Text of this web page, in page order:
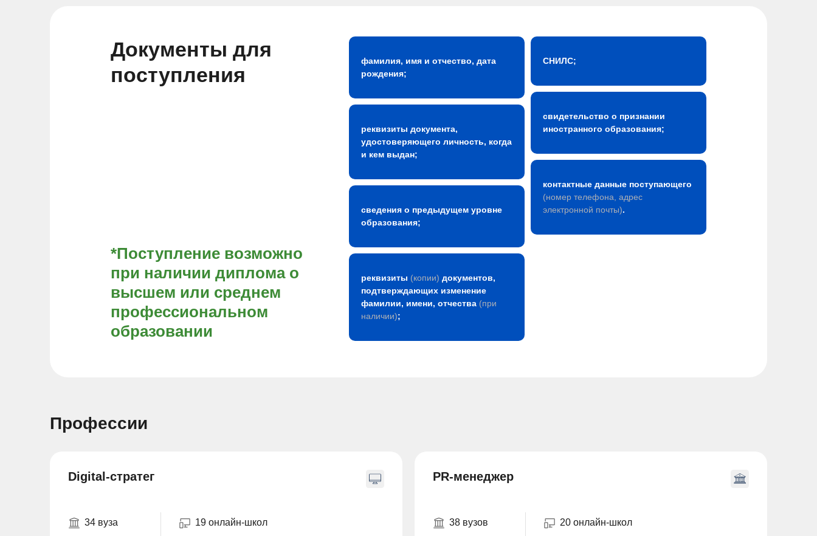
Документы для
поступления
*Поступление возможно
при наличии диплома о
высшем или среднем
профессиональном
образовании
фамилия, имя и отчество, дата
рождения;
реквизиты документа,
удостоверяющего личность, когда
и кем выдан;
сведения о предыдущем уровне
образования;
реквизиты (копии) документов,
подтверждающих изменение
фамилии, имени, отчества (при
наличии);
СНИЛС;
свидетельство о признании
иностранного образования;
контактные данные поступающего
(номер телефона, адрес
электронной почты).
Профессии
Digital-стратег
34 вуза 19 онлайн-школ
PR-менеджер
38 вузов 20 онлайн-школ